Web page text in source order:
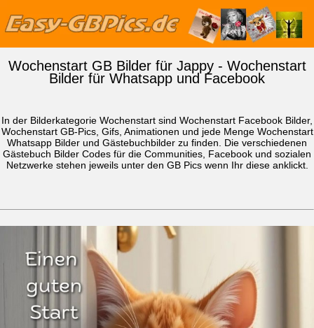
Wochenstart GB Bilder für Jappy - Wochenstart
Bilder für Whatsapp und Facebook
In der Bilderkategorie Wochenstart sind Wochenstart Facebook Bilder,
Wochenstart GB-Pics, Gifs, Animationen und jede Menge Wochenstart
Whatsapp Bilder und Gästebuchbilder zu finden. Die verschiedenen
Gästebuch Bilder Codes für die Communities, Facebook und sozialen
Netzwerke stehen jeweils unter den GB Pics wenn Ihr diese anklickt.